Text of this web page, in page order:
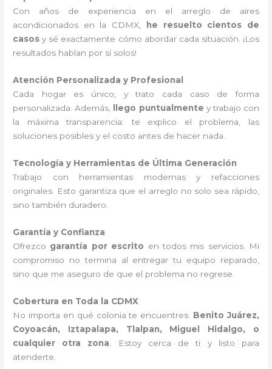
Con años de experiencia en el arreglo de aires
acondicionados en la CDMX,
he resuelto cientos de
casos y sé exactamente cómo abordar cada situación. ¡Los
resultados hablan por sí solos!
Atención Personalizada y Profesional
Cada hogar es único, y trato cada caso de forma
personalizada. Además,
llego puntualmente y trabajo con
la máxima transparencia: te explico el problema, las
soluciones posibles y el costo antes de hacer nada.
Tecnología y Herramientas de Última Generación
Trabajo con herramientas modernas y refacciones
originales. Esto garantiza que el arreglo no solo sea rápido,
sino también duradero.
Garantía y Confianza
Ofrezco garantía por escrito en todos mis servicios. Mi
compromiso no termina al entregar tu equipo reparado,
sino que me aseguro de que el problema no regrese.
Cobertura en Toda la CDMX
No importa en qué colonia te encuentres: Benito Juárez,
Coyoacán, Iztapalapa, Tlalpan, Miguel Hidalgo, o
cualquier otra zona . Estoy cerca de ti y listo para
atenderte.